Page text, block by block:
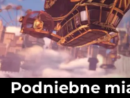
Podniebne